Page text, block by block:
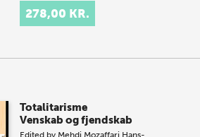
278,00 KR.
Totalitarisme
Venskab og fjendskab
Edited by Mehdi Mozaffari Hans-